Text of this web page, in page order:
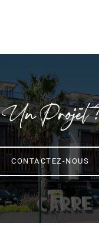
Un Projet ?
CONTACTEZ-NOUS